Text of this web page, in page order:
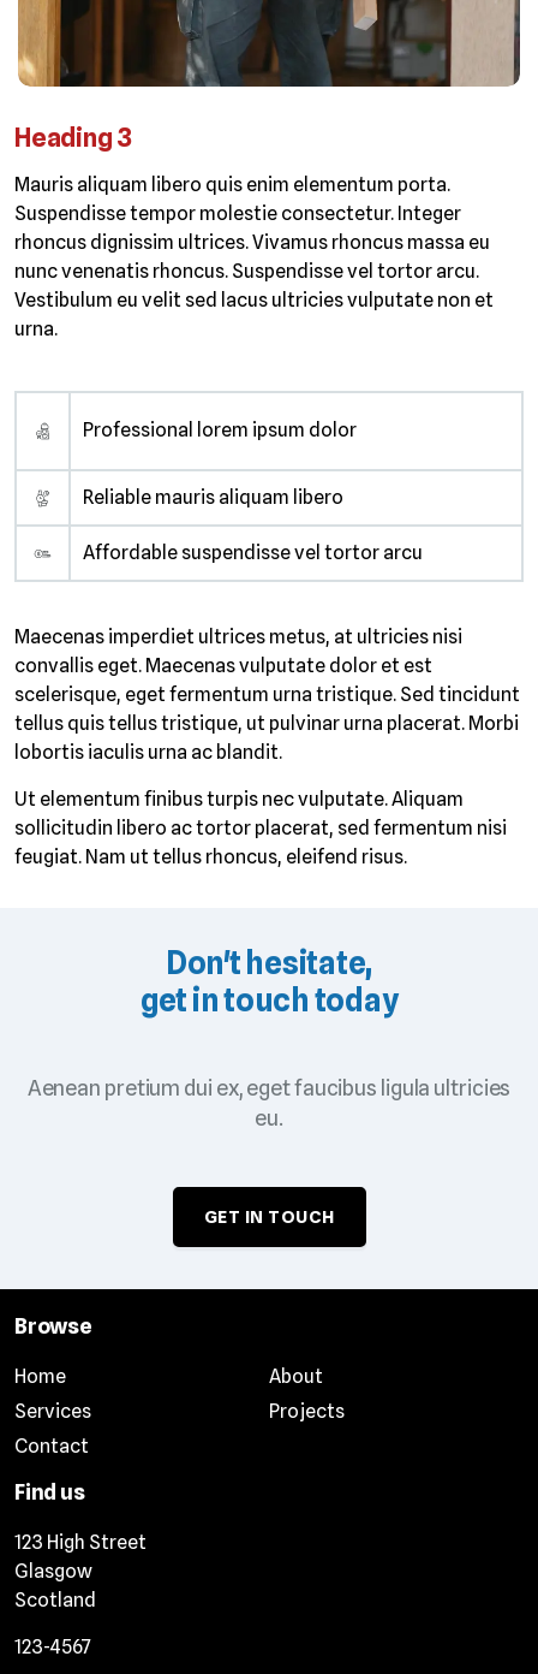
Heading 3
Mauris aliquam libero quis enim elementum porta.
Suspendisse tempor molestie consectetur. Integer
rhoncus dignissim ultrices. Vivamus rhoncus massa eu
nunc venenatis rhoncus. Suspendisse vel tortor arcu.
Vestibulum eu velit sed lacus ultricies vulputate non et
urna.
Professional lorem ipsum dolor
Reliable mauris aliquam libero
Affordable suspendisse vel tortor arcu
Maecenas imperdiet ultrices metus, at ultricies nisi
convallis eget. Maecenas vulputate dolor et est
scelerisque, eget fermentum urna tristique. Sed tincidunt
tellus quis tellus tristique, ut pulvinar urna placerat. Morbi
lobortis iaculis urna ac blandit.
Ut elementum finibus turpis nec vulputate. Aliquam
sollicitudin libero ac tortor placerat, sed fermentum nisi
feugiat. Nam ut tellus rhoncus, eleifend risus.
Don't hesitate,
get in touch today
Aenean pretium dui ex, eget faucibus ligula ultricies
eu.
GET IN TOUCH
Browse
Home
About
Services
Projects
Contact
Find us
123 High Street
Glasgow
Scotland
123-4567